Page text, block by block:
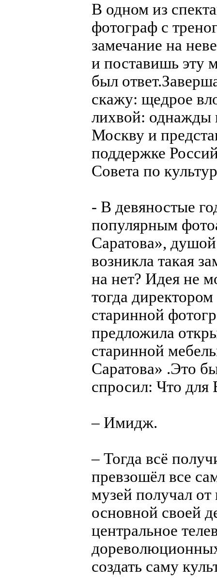
В одном из
фотограф с
замечание на
и поставишь эту
был
скажу: щедрое
лихвой:
Москву и
поддержке
Совета по
- В девяностые
популярным
Саратова»,
возникла такая
на нет? Идея не
тогда
старинной
предложила
старинной
Саратова» .Это
спросил: Что
– Имидж.
– Тогда всё
превзошёл все
музей получал от
основной своей
центральное
создать саму